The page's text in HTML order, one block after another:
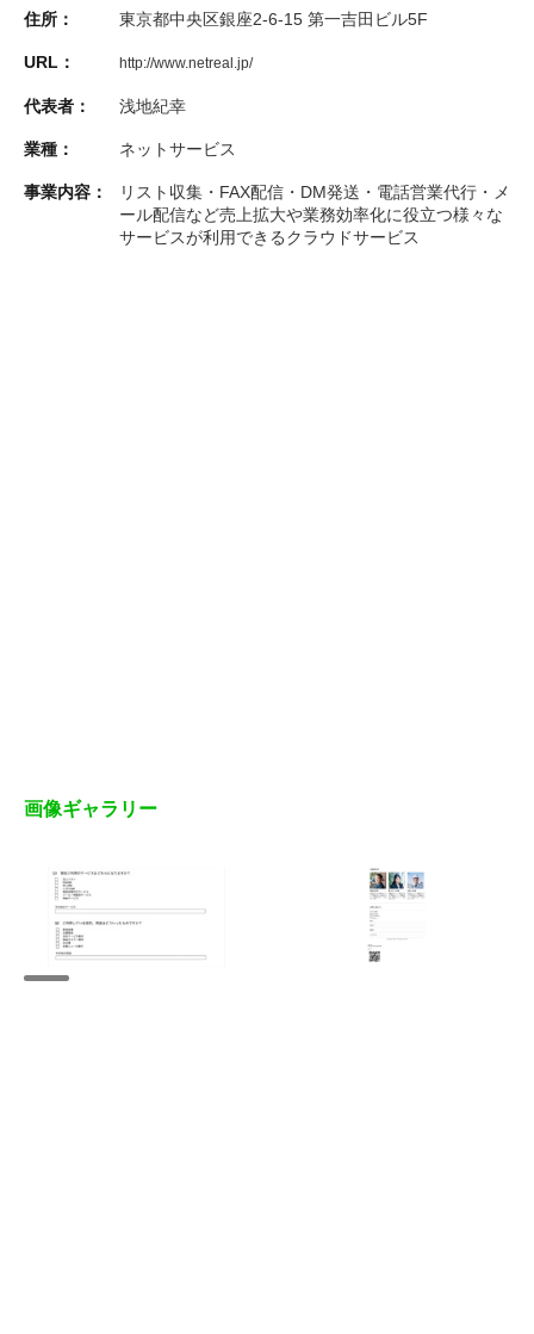
住所： 東京都中央区銀座2-6-15 第一吉田ビル5F
URL： http://www.netreal.jp/
代表者： 浅地紀幸
業種： ネットサービス
事業内容：
リスト収集・FAX配信・DM発送・電話営業代行・メ
ール配信など売上拡大や業務効率化に役立つ様々な
サービスが利用できるクラウドサービス
画像ギャラリー